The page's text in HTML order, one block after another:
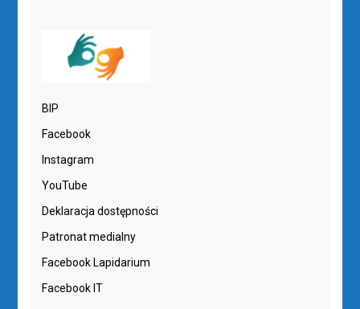
BIP
Facebook
Instagram
YouTube
Deklaracja dostępności
Patronat medialny
Facebook Lapidarium
Facebook IT